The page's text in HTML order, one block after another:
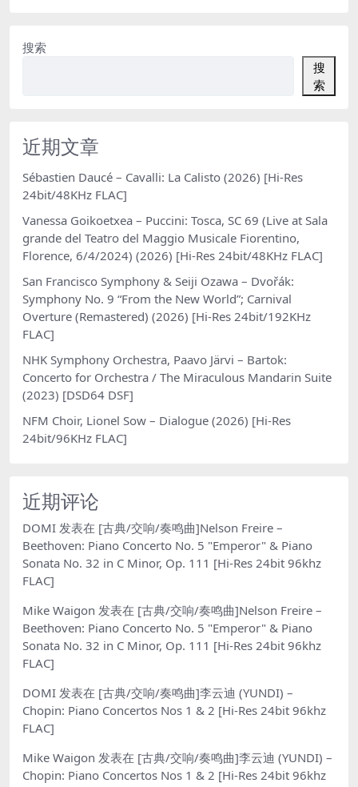
搜索
搜
索
近期文章
Sébastien Daucé – Cavalli: La Calisto (2026) [Hi-Res
24bit/48KHz FLAC]
Vanessa Goikoetxea – Puccini: Tosca, SC 69 (Live at Sala
grande del Teatro del Maggio Musicale Fiorentino,
Florence, 6/4/2024) (2026) [Hi-Res 24bit/48KHz FLAC]
San Francisco Symphony & Seiji Ozawa – Dvořák:
Symphony No. 9 “From the New World”; Carnival
Overture (Remastered) (2026) [Hi-Res 24bit/192KHz
FLAC]
NHK Symphony Orchestra, Paavo Järvi – Bartok:
Concerto for Orchestra / The Miraculous Mandarin Suite
(2023) [DSD64 DSF]
NFM Choir, Lionel Sow – Dialogue (2026) [Hi-Res
24bit/96KHz FLAC]
近期评论
DOMI 发表在 [古典/交响/奏鸣曲]Nelson Freire –
Beethoven: Piano Concerto No. 5 "Emperor" & Piano
Sonata No. 32 in C Minor, Op. 111 [Hi-Res 24bit 96khz
FLAC]
Mike Waigon 发表在 [古典/交响/奏鸣曲]Nelson Freire –
Beethoven: Piano Concerto No. 5 "Emperor" & Piano
Sonata No. 32 in C Minor, Op. 111 [Hi-Res 24bit 96khz
FLAC]
DOMI 发表在 [古典/交响/奏鸣曲]李云迪 (YUNDI) –
Chopin: Piano Concertos Nos 1 & 2 [Hi-Res 24bit 96khz
FLAC]
Mike Waigon 发表在 [古典/交响/奏鸣曲]李云迪 (YUNDI) –
Chopin: Piano Concertos Nos 1 & 2 [Hi-Res 24bit 96khz